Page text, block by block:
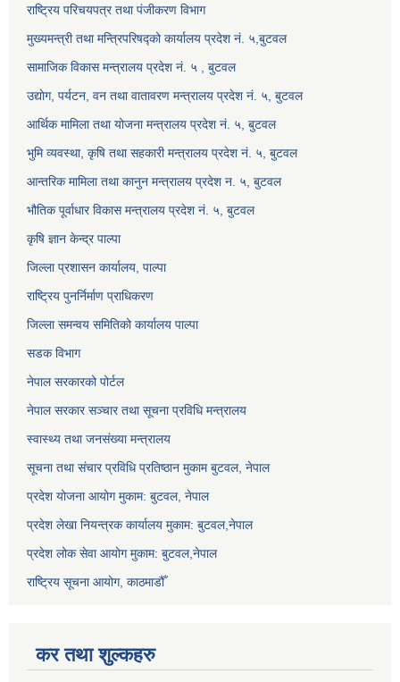
राष्ट्रिय परिचयपत्र तथा पंजीकरण विभाग
मुख्यमन्त्री तथा मन्त्रिपरिषद्को कार्यालय प्रदेश नं. ५,बुटवल
सामाजिक विकास मन्त्रालय प्रदेश नं. ५ , बुटवल
उद्याेग, पर्यटन, वन तथा वातावरण मन्त्रालय प्रदेश नं. ५, बुटवल
आर्थिक मामिला तथा योजना मन्त्रालय प्रदेश नं. ५, बुटवल
भुमि व्यवस्था, कृषि तथा सहकारी मन्त्रालय प्रदेश नं. ५, बुटवल
आन्तरिक मामिला तथा कानुन मन्त्रालय प्रदेश न. ५, बुटवल
भौतिक पूर्वाधार विकास मन्त्रालय प्रदेश नं. ५, बुटवल
कृषि ज्ञान केन्द्र पाल्पा
जिल्ला प्रशासन कार्यालय, पाल्पा
राष्ट्रिय पुनर्निर्माण प्राधिकरण
जिल्ला समन्वय समितिको कार्यालय पाल्पा
सडक विभाग
नेपाल सरकारको पोर्टल
नेपाल सरकार सञ्‍चार तथा सूचना प्रविधि मन्त्रालय
स्वास्थ्य तथा जनसंख्या मन्त्रालय
सूचना तथा संचार प्रविधि प्रतिष्ठान मुकाम बुटवल, नेपाल
प्रदेश योजना आयोग मुकाम: बुटवल, नेपाल
प्रदेश लेखा नियन्त्रक कार्यालय मुकाम: बुटवल,नेपाल
प्रदेश लोक सेवा आयोग मुकाम: बुटवल,नेपाल
राष्ट्रिय सूचना आयोग, काठमाडौँ
कर तथा शुल्कहरु